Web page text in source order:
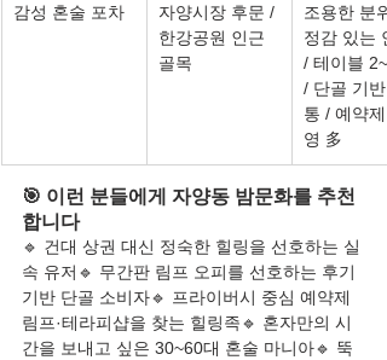
감성 혼술 포차
자양시장 후문 /
한강공원 인근
골목
조용한 분
정감 있는
/ 테이블
/ 단골 기반
통 / 예약제
영 多
🎯 이런 분들에게 자양동 밤문화를 추천
합니다
🔹 건대 상권 대신 정숙한 힐링을 선호하는 실
속 유저🔹 무간판 림프 오피를 선호하는 후기
기반 단골 소비자🔹 프라이버시 중심 예약제
림프·테라피샵을 찾는 힐링족🔹 혼자만의 시
간을 보내고 싶은 30~60대 혼술 마니아🔹 뚝